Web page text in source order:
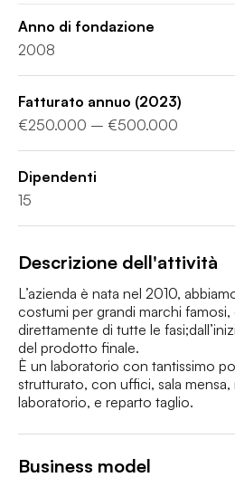
Anno di fondazione
2008
Fatturato annuo (2023)
€250.000 – €500.000
Dipendenti
15
Descrizione dell'attività
L’azienda è nata nel 2010,
costumi per grandi marchi
direttamente di tutte le
del prodotto finale.
È un laboratorio con tantissimo
strutturato, con uffici, sala
laboratorio, e reparto taglio.
Business model